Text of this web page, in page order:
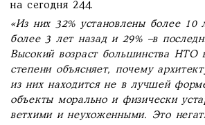
на сегодня 244.
«Из них 32% установлены более 10
более 3 лет назад и 29% –в
Высокий возраст большинства НТО
степени объясняет, почему
из них находится не в лучшей
объекты морально и физически
ветхими и неухоженными. Это